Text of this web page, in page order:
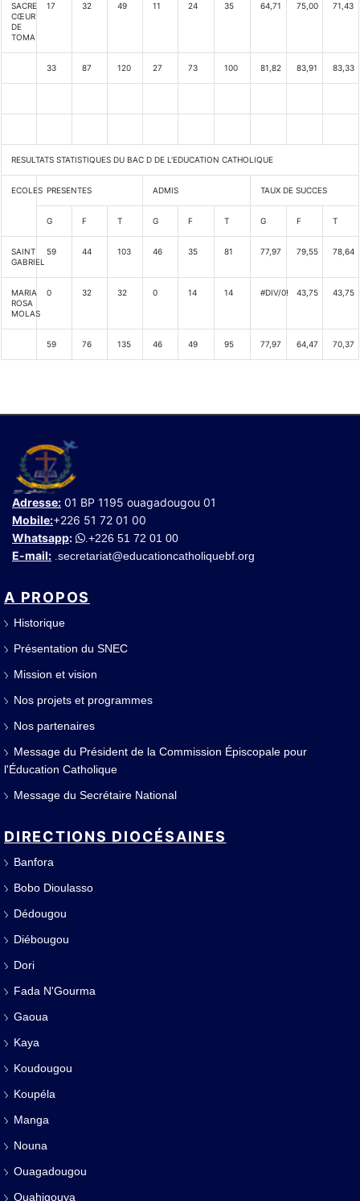
SACRE
CŒUR
DE
TOMA
17 32 49 11 24 35 64,71 75,00 71,43
33 87 120 27 73 100 81,82 83,91 83,33
RESULTATS STATISTIQUES DU BAC D DE L'EDUCATION CATHOLIQUE
ECOLES PRESENTES ADMIS TAUX DE SUCCES
G F T G F T G F T
SAINT
GABRIEL
59 44 103 46 35 81 77,97 79,55 78,64
MARIA
ROSA
MOLAS
0 32 32 0 14 14 #DIV/0! 43,75 43,75
59 76 135 46 49 95 77,97 64,47 70,37
Adresse: 01 BP 1195 ouagadougou 01
Mobile:+226 51 72 01 00
Whatsapp: +226 51 72 01 00
E-mail: secretariat@educationcatholiquebf.org
A PROPOS
Historique
Présentation du SNEC
Mission et vision
Nos projets et programmes
Nos partenaires
Message du Président de la Commission Épiscopale pour
l'Éducation Catholique
Message du Secrétaire National
DIRECTIONS DIOCÉSAINES
Banfora
Bobo Dioulasso
Dédougou
Diébougou
Dori
Fada N'Gourma
Gaoua
Kaya
Koudougou
Koupéla
Manga
Nouna
Ouagadougou
Ouahigouya